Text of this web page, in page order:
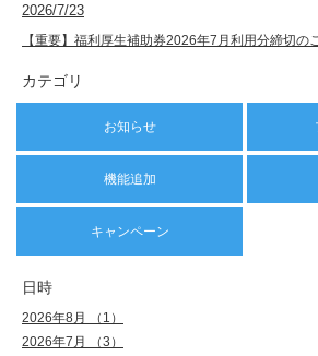
2026/7/23
【重要】福利厚生補助券2026年7月利用分締切の
カテゴリ
お知らせ
機能追加
キャンペーン
日時
2026年8月 （1）
2026年7月 （3）